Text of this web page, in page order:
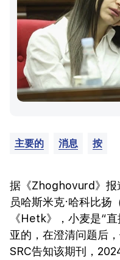
主要的 消息 按
据《Zhoghovurd》报
员哈斯米克·哈科比
《Hetk》，小麦是“
亚的，在澄清问题后
SRC告知该期刊，